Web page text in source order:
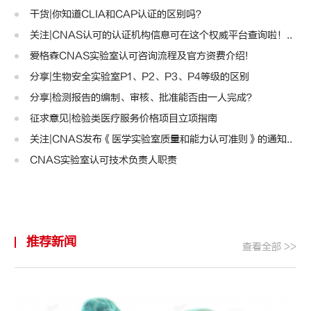
干货|你知道CLIA和CAP认证的区别吗？
关注|CNAS认可的认证机构信息可在这个权威平台查询啦！..
爱格森CNAS实验室认可咨询流程及官方资费介绍!
分享|生物安全实验室P1、P2、P3、P4等级的区别
分享|检测报告的编制、审核、批准能否由一人完成？
征求意见|检验类医疗服务价格项目立项指南
关注|CNAS发布《医学实验室质量和能力认可准则》的通知..
CNAS实验室认可技术负责人职责
推荐新闻 查看全部 >>